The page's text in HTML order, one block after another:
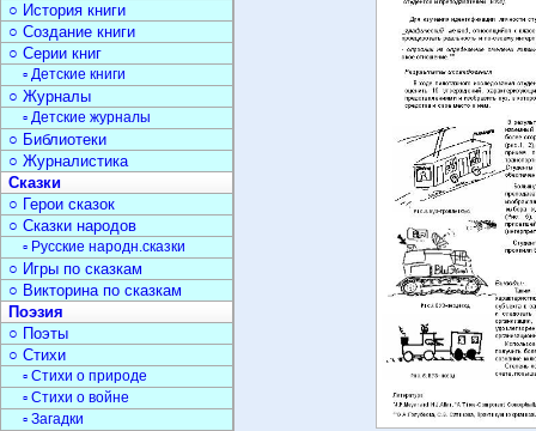
○ История книги
○ Создание книги
○ Серии книг
▫ Детские книги
○ Журналы
▫ Детские журналы
○ Библиотеки
○ Журналистика
Сказки
○ Герои сказок
○ Сказки народов
▫ Русские народн.сказки
○ Игры по сказкам
○ Викторина по сказкам
Поэзия
○ Поэты
○ Стихи
▫ Стихи о природе
▫ Стихи о войне
▫ Загадки